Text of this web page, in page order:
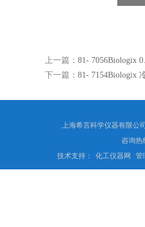
上一篇： 81- 7056Biologix
下一篇： 81- 7154Biologix
上海希言科学仪器有限公
咨询热
技术支持：
化工仪器网 管